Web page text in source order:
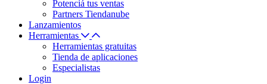
Potenciá tus ventas
Partners Tiendanube
Lanzamientos
Herramientas
Herramientas gratuitas
Tienda de aplicaciones
Especialistas
Login